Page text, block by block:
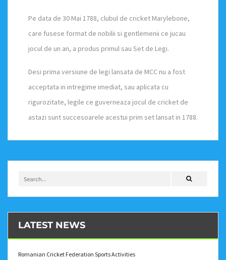
Pe data de 30 Mai 1788, clubul de cricket Marylebone,
care fusese format de nobilii si gentlemenii ce jucau
jocul de un an, a produs primul sau Set de Legi.
Desi prima versiune de legi lansata de MCC nu a fost
acceptata in intregime imediat, sau aplicata cu
rigurozitate, legile ce guverneaza jocul de cricket de
astazi sunt succesoarele acestui prim set lansat in 1788.
LATEST NEWS
Romanian Cricket Federation Sports Activities